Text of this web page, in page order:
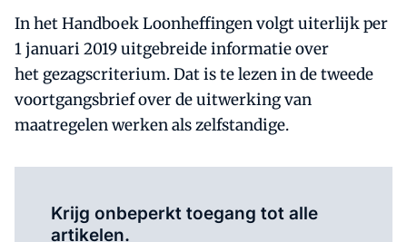
In het Handboek Loonheffingen volgt uiterlijk per
1 januari 2019 uitgebreide informatie over
het gezagscriterium. Dat is te lezen in de tweede
voortgangsbrief over de uitwerking van
maatregelen werken als zelfstandige.
Krijg onbeperkt toegang tot alle
artikelen.